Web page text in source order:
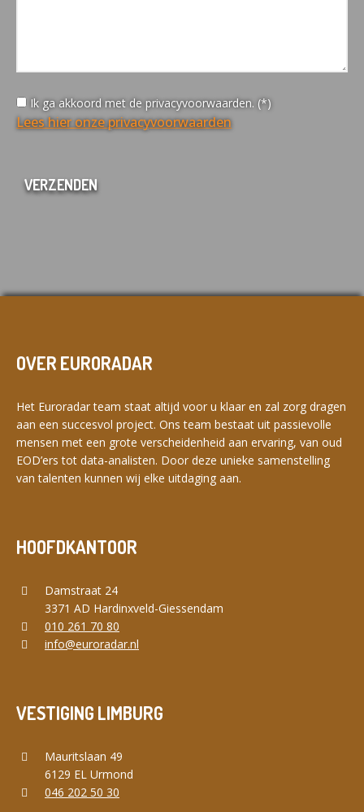
Ik ga akkoord met de privacyvoorwaarden. (*)
Lees hier onze privacyvoorwaarden
OVER EURORADAR
Het Euroradar team staat altijd voor u klaar en zal zorg dragen
aan een succesvol project. Ons team bestaat uit passievolle
mensen met een grote verscheidenheid aan ervaring, van oud
EOD’ers tot data-analisten. Door deze unieke samenstelling
van talenten kunnen wij elke uitdaging aan.
HOOFDKANTOOR
Damstraat 24
3371 AD Hardinxveld-Giessendam
010 261 70 80
info@euroradar.nl
VESTIGING LIMBURG
Mauritslaan 49
6129 EL Urmond
046 202 50 30